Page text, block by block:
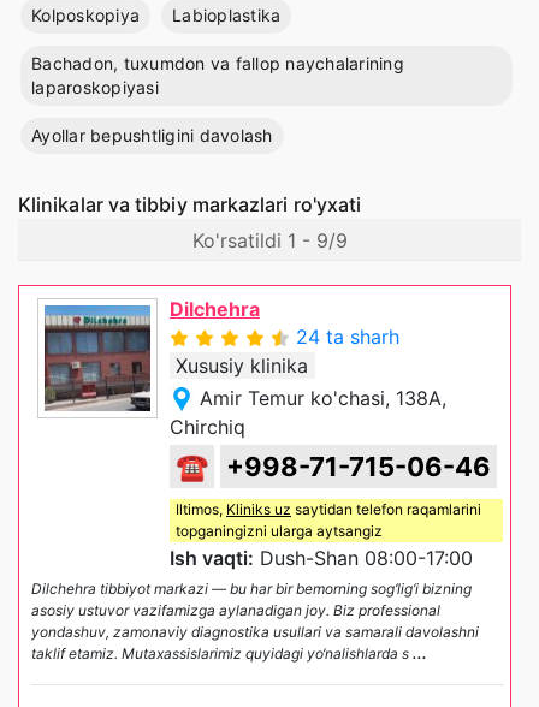
Kolposkopiya Labioplastika
Bachadon, tuxumdon va fallop naychalarining
laparoskopiyasi
Ayollar bepushtligini davolash
Klinikalar va tibbiy markazlari ro'yxati
Ko'rsatildi 1 - 9/9
Dilchehra
24 ta sharh
Xususiy klinika
Amir Temur ko'chasi, 138A,
Chirchiq
☎ +998-71-715-06-46
Iltimos, Kliniks uz saytidan telefon raqamlarini
topganingizni ularga aytsangiz
Ish vaqti: Dush-Shan 08:00-17:00
Dilchehra tibbiyot markazi — bu har bir bemorning sog‘lig‘i bizning
asosiy ustuvor vazifamizga aylanadigan joy. Biz professional
yondashuv, zamonaviy diagnostika usullari va samarali davolashni
taklif etamiz. Mutaxassislarimiz quyidagi yo‘nalishlarda s ...